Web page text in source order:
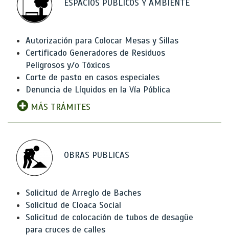
ESPACIOS PUBLICOS Y AMBIENTE
Autorización para Colocar Mesas y Sillas
Certificado Generadores de Residuos
Peligrosos y/o Tóxicos
Corte de pasto en casos especiales
Denuncia de Líquidos en la Vía Pública
MÁS TRÁMITES
OBRAS PUBLICAS
Solicitud de Arreglo de Baches
Solicitud de Cloaca Social
Solicitud de colocación de tubos de desagüe
para cruces de calles